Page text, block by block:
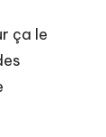
ça le